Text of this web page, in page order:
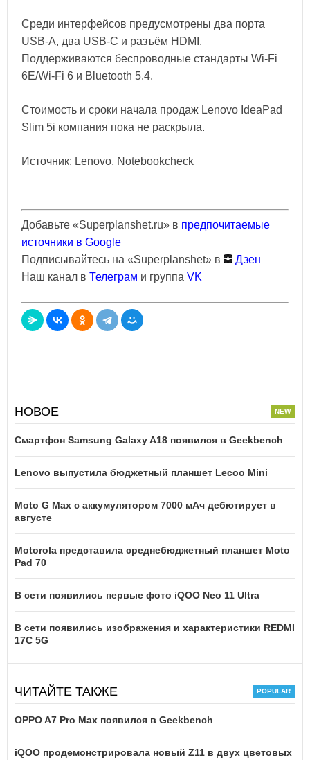
Среди интерфейсов предусмотрены два порта
USB-A, два USB-C и разъём HDMI.
Поддерживаются беспроводные стандарты Wi‑Fi
6E/Wi‑Fi 6 и Bluetooth 5.4.
Стоимость и сроки начала продаж Lenovo IdeaPad
Slim 5i компания пока не раскрыла.
Источник: Lenovo, Notebookcheck
Добавьте «Superplanshet.ru» в предпочитаемые
источники в Google
Подписывайтесь на «Superplanshet» в
Дзен
Наш канал в Телеграм и группа VK
НОВОЕ
Смартфон Samsung Galaxy A18 появился в Geekbench
Lenovo выпустила бюджетный планшет Lecoo Mini
Moto G Max с аккумулятором 7000 мАч дебютирует в
августе
Motorola представила среднебюджетный планшет Moto
Pad 70
В сети появились первые фото iQOO Neo 11 Ultra
В сети появились изображения и характеристики REDMI
17C 5G
ЧИТАЙТЕ ТАКЖЕ
OPPO A7 Pro Max появился в Geekbench
iQOO продемонстрировала новый Z11 в двух цветовых